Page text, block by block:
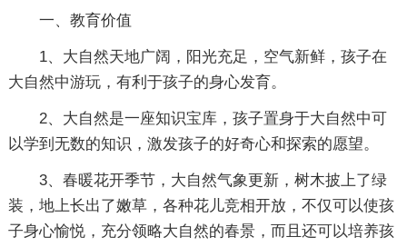
一、教育价值
1、大自然天地广阔，阳光充足，空气新鲜，孩子在
大自然中游玩，有利于孩子的身心发育。
2、大自然是一座知识宝库，孩子置身于大自然中可
以学到无数的知识，激发孩子的好奇心和探索的愿望。
3、春暖花开季节，大自然气象更新，树木披上了绿
装，地上长出了嫩草，各种花儿竞相开放，不仅可以使孩
子身心愉悦，充分领略大自然的春景，而且还可以培养孩